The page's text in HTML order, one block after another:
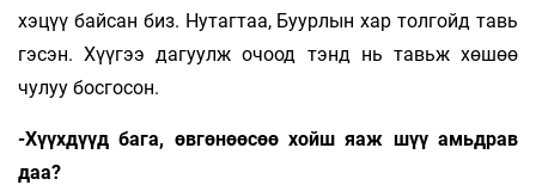
хэцүү байсан биз. Нутаг­­­таа, Буурлын хар толгойд тавь
гэсэн. Хүүгээ дагуулж очоод тэнд нь тавьж хөшөө
чулуу бос­­госон.
-Хүүхдүүд бага, өвгөнөөсөө хойш яаж шүү амьдрав
даа?